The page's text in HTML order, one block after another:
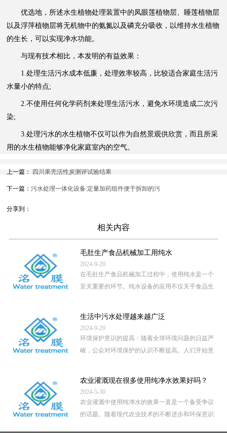
优选地，所述水生植物处理装置中的凤眼莲植物层、睡莲植物层
以及浮萍植物层将无机物中的氨氮以及磷充分吸收，以维持水生植物
的生长，可以实现净水功能。
与现有技术相比，本发明的有益效果：
1.处理生活污水成本低廉，处理效率较高，比较适合家庭生活污
水量小的特点;
2.不使用任何化学药剂来处理生活污水，避免水环境造成二次污
染;
3.处理污水的水生植物不仅可以作为自然景观供欣赏，而且所采
用的水生植物能够净化家庭室内的空气。
上一篇： 四川果壳活性炭测评试验结果
下一篇：污水处理一体化设备:定量加药组件便于拆卸的污
分享到：
相关内容
毛肚生产食品机械加工用纯水
2024-9-20
在毛肚生产食品机械加工过程中，使用纯水是一个
至关重要的环节。纯水设备的应用不仅关乎食品生
生活中污水处理越来越广泛
2024-9-20
环境保护意识的提高：随着全球环境问题的日益严
峻，公众对环境保护的认识不断提高。人们开始意
农业灌溉现在很多使用纯净水效果好吗？
2024-5-30
农业灌溉中使用纯净水的效果一直是一个备受争议
的话题。随着现代农业技术的不断进步和环保意识